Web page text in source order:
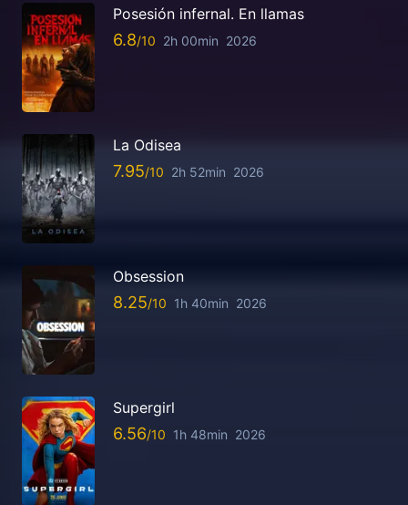
Posesión infernal. En llamas
6.8 2h 00min 2026
La Odisea
7.95 2h 52min 2026
Obsession
8.25 1h 40min 2026
Supergirl
6.56 1h 48min 2026